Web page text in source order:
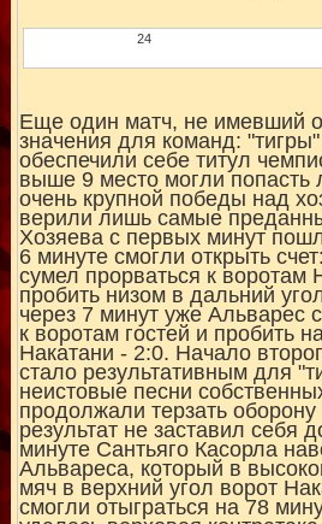
24
Еще один матч, не имевший
значения для команд:
обеспечили себе титул
выше 9 место могли попасть
очень крупной победы над
верили лишь самые
Хозяева с первых минут
6 минуте смогли открыть
сумел прорваться к воротам
пробить низом в дальний
через 7 минут уже Альварес
к воротам гостей и пробить
Накатани - 2:0. Начало
стало результативным для
неистовые песни
продолжали терзать
результат не заставил себя
минуте Сантьяго Касорла
Альвареса, который в
мяч в верхний угол ворот
смогли отыграться на 78